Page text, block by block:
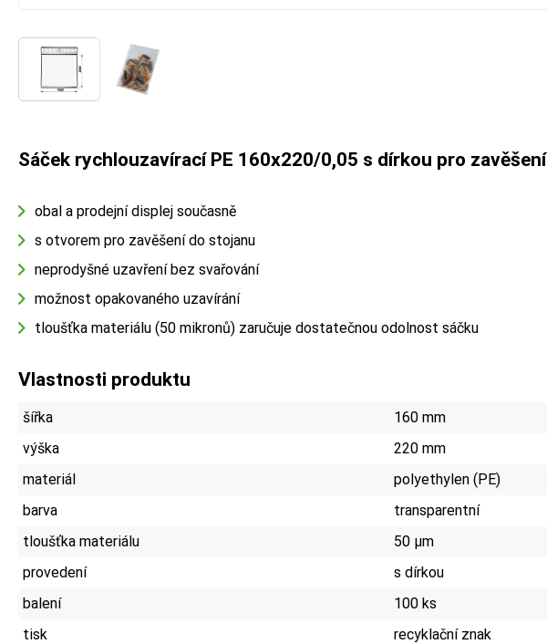
Sáček rychlouzavírací PE 160x220/0,05 s dírkou pro zavěšení
obal a prodejní displej současně
s otvorem pro zavěšení do stojanu
neprodyšné uzavření bez svařování
možnost opakovaného uzavírání
tloušťka materiálu (50 mikronů) zaručuje dostatečnou odolnost sáčku
Vlastnosti produktu
šířka
160 mm
výška
220 mm
materiál
polyethylen (PE)
barva
transparentní
tloušťka materiálu
50 µm
provedení
s dírkou
balení
100 ks
tisk
recyklační znak